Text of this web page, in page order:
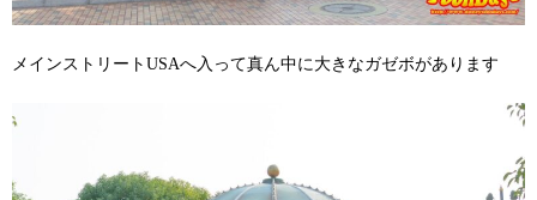
メインストリートUSAへ入って真ん中に大きなガゼボがあります